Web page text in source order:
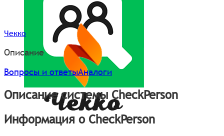
Чекко
Описание
Вопросы и ответыАналоги
Описание системы CheckPerson
Информация о CheckPerson